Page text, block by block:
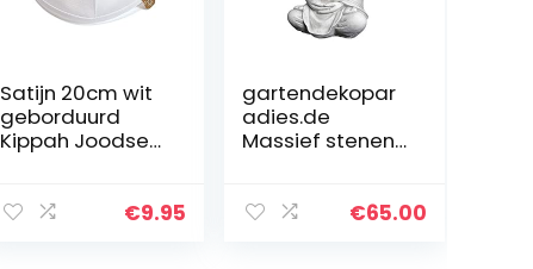
Satijn 20cm wit
geborduurd
Kippah Joodse
synagoge
€9.95
gartendekopar
adies.de
Massief stenen
van gegoten
€65.00